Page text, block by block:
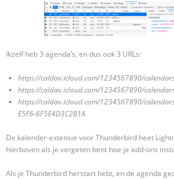
Ikzelf heb 3 agenda’s, en dus ook 3 URLs:
https://caldav.icloud.com/1234567890/
https://caldav.icloud.com/1234567890/
https://caldav.icloud.com/1234567890/
E5F6-6F5E4D3C2B1A
De kalender-extensie voor Thunderbird heet
hierboven als je vergeten bent hoe je add-ons
Als je Thunderbird herstart hebt, en de agenda